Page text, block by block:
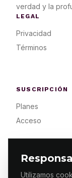
Utilizamos
verdad y la
LEGAL
Privacidad
Términos
SUSCRIPCIÓN
Planes
Acceso